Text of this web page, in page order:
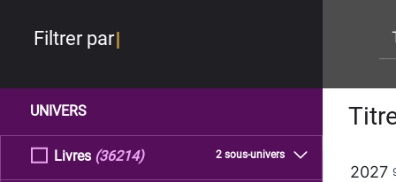
Filtrer par
UNIVERS
Livres 2 sous-univers
(36214)
2027